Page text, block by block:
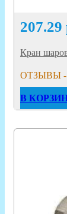
207.29
Кран
ОТЗЫВЫ -
В